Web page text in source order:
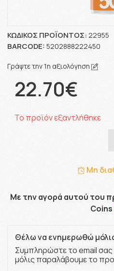
ΚΩΔΙΚΌΣ ΠΡΟΪΌΝΤΟΣ: 22955
BARCODE: 5202888222450
Γράψτε την 1η αξιολόγηση
22.70€
Το προϊόν εξαντλήθηκε
Μη
Με την αγορά αυτού του
Coins
Θέλω να ενημερωθώ
Συμπληρώστε το email σας
μόλις παραλάβουμε το